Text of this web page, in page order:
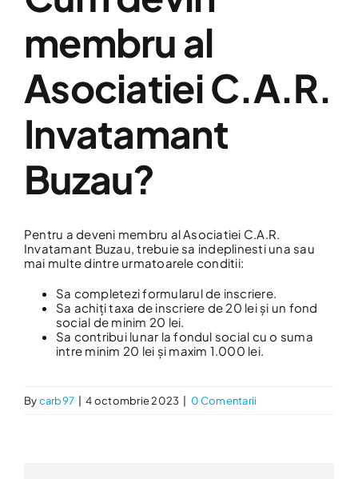
membru al
Asociatiei C.A.R.
Invatamant
Buzau?
Pentru a deveni membru al Asociatiei C.A.R.
Invatamant Buzau, trebuie sa indeplinesti una sau
mai multe dintre urmatoarele conditii:
Sa completezi formularul de inscriere.
Sa achiți taxa de inscriere de 20 lei și un fond
social de minim 20 lei.
Sa contribui lunar la fondul social cu o suma
intre minim 20 lei și maxim 1.000 lei.
Bycarb97 4 octombrie 2023 0 Comentarii